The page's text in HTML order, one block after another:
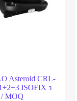
Asteroid CRL-
ISOFIX з
MOQ